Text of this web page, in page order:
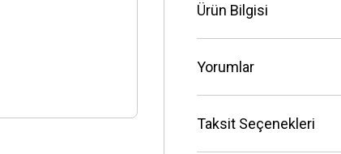
Ürün Bilgisi
Yorumlar
Taksit Seçenekleri